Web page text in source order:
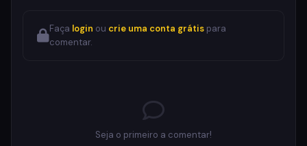
Faça login ou crie uma conta grátis para
comentar.
Seja o primeiro a comentar!